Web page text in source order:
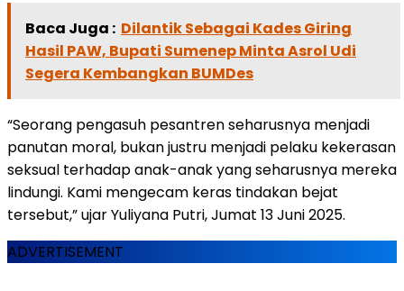
Baca Juga : Dilantik Sebagai Kades Giring
Hasil PAW, Bupati Sumenep Minta Asrol Udi
Segera Kembangkan BUMDes
“Seorang pengasuh pesantren seharusnya menjadi
panutan moral, bukan justru menjadi pelaku kekerasan
seksual terhadap anak-anak yang seharusnya mereka
lindungi. Kami mengecam keras tindakan bejat
tersebut,” ujar Yuliyana Putri, Jumat 13 Juni 2025.
ADVERTISEMENT